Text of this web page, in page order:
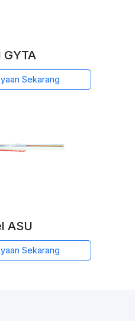
GYTA
Sekarang
ASU
Sekarang